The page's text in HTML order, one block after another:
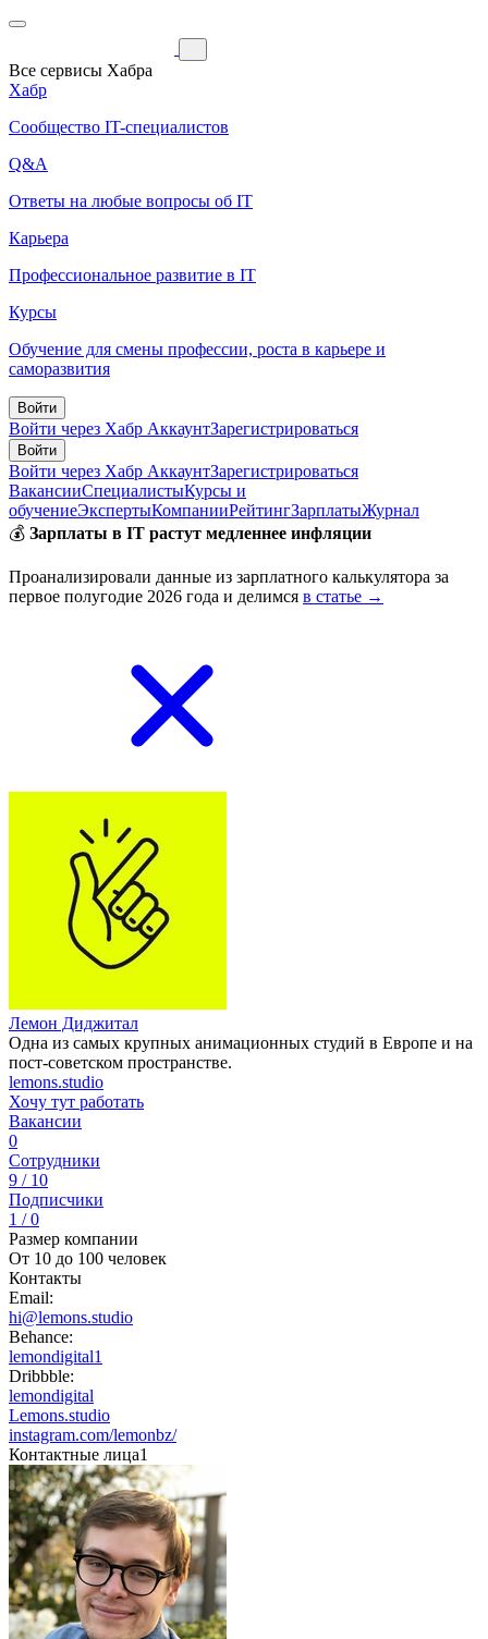
Все сервисы Хабра
Хабр
Сообщество IT-специалистов
Q&A
Ответы на любые вопросы об IT
Карьера
Профессиональное развитие в IT
Курсы
Обучение для смены профессии, роста в карьере и
саморазвития
Войти
Войти через Хабр АккаунтЗарегистрироваться
Войти
Войти через Хабр АккаунтЗарегистрироваться
ВакансииСпециалистыКурсы и
обучениеЭкспертыКомпанииРейтингЗарплатыЖурнал
💰 Зарплаты в IT растут медленнее инфляции
Проанализировали данные из зарплатного калькулятора за
первое полугодие 2026 года и делимся в статье →
Лемон Диджитал
Одна из самых крупных анимационных студий в Европе и на
пост-советском пространстве.
lemons.studio
Хочу тут работать
Вакансии
0
Сотрудники
9 / 10
Подписчики
1 / 0
Размер компании
От 10 до 100 человек
Контакты
Email:
hi@lemons.studio
Behance:
lemondigital1
Dribbble:
lemondigital
Lemons.studio
instagram.com/lemonbz/
Контактные лица1